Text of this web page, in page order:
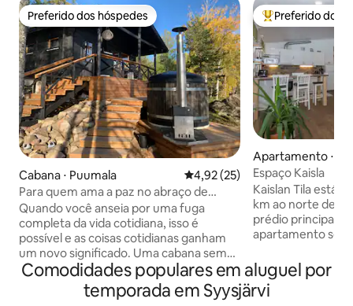
Preferido dos hóspedes
Preferido dos hóspedes
Cabana ⋅ Puumala 4,92 de uma avaliação média
4,92 (25)
Para quem ama a paz no abraço de
Saimaa
Quando você anseia por uma fuga
completa da vida cotidiana, isso é
possível e as coisas cotidianas ganham
um novo significado. Uma cabana sem
eletricidade lhe dá a oportunidade de
estar presente aqui e agora. Uma
cozinha de verão separada no topo de
Entre os
Preferido dos
Apartamento ⋅
Espaço Kaisla
Kaislan Tila está
km ao norte de
prédio principal
apartamento
cercada por
da Finlândia,
ricas em recursos
Comodidades populares em aluguel por
temporada em Syysjärvi